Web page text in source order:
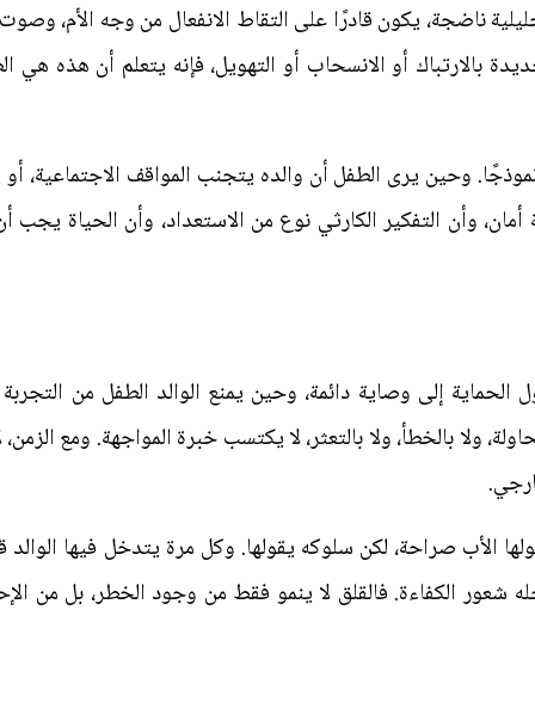
ناضجة، يكون قادرًا على التقاط الانفعال من وجه الأم،
بالارتباك أو الانسحاب أو التهويل، فإنه يتعلم أن هذه هي
وحين يرى الطفل أن والده يتجنب المواقف الاجتماعية،
وأن التفكير الكارثي نوع من الاستعداد، وأن الحياة يجب
إلى وصاية دائمة، وحين يمنع الوالد الطفل من
ولا بالخطأ، ولا بالتعثر، لا يكتسب خبرة المواجهة. ومع الزمن،
الأب صراحة، لكن سلوكه يقولها. وكل مرة يتدخل فيها الوالد
شعور الكفاءة. فالقلق لا ينمو فقط من وجود الخطر، بل من